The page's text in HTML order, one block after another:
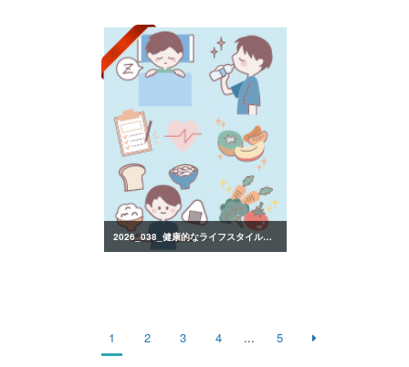
2026_038_健康的なライフスタイルのイラスト
1 2 3 4 ... 5